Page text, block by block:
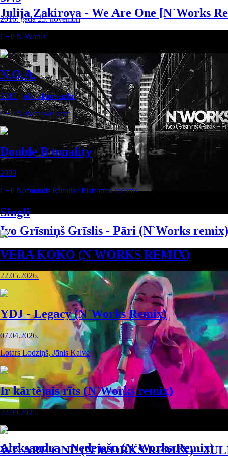
2016. gada 25. novembrī
C+P N`Works
N.O.A.
2013.gada 14.novembrī
C+P N`Works/Micrec
Double B tonality
2009
C+P Normunds Rutulis / Platforma records
Singli
VERA KOKO (N WORKS REMIX)
22.05.2026.
YDJ - Legacy (N`Works Remix)
07.04.2026.
Lotars Lodziņš, Jānis Kalve
Ir kārtējais rīts (N`Works remix)
22.09.2025.
WE ARE ONE (N`WORKS REMIX) -
Julija Zakirova - We Are One [N`Works
Ivo Grīsniņš Grīslis - Pāri (N`Works remix)
Aleksandra - Nedejošu (N`Works Remix)